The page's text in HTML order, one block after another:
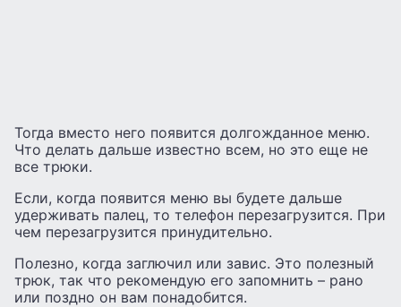
Тогда вместо него появится долгожданное меню.
Что делать дальше известно всем, но это еще не
все трюки.
Если, когда появится меню вы будете дальше
удерживать палец, то телефон перезагрузится. При
чем перезагрузится принудительно.
Полезно, когда заглючил или завис. Это полезный
трюк, так что рекомендую его запомнить – рано
или поздно он вам понадобится.